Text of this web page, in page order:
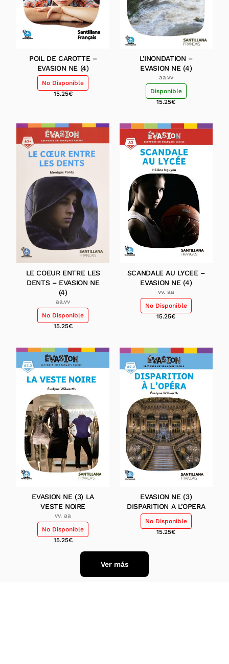
POIL DE CAROTTE –
EVASION NE (4)
No Disponible
15.25€
L’INONDATION –
EVASION NE (4)
aa.vv
Disponible
15.25€
LE COEUR ENTRE LES
DENTS – EVASION NE
(4)
aa.vv
No Disponible
15.25€
SCANDALE AU LYCEE –
EVASION NE (4)
vv. aa
No Disponible
15.25€
EVASION NE (3) LA
VESTE NOIRE
vv. aa
No Disponible
15.25€
EVASION NE (3)
DISPARITION A L’OPERA
No Disponible
15.25€
Ver más